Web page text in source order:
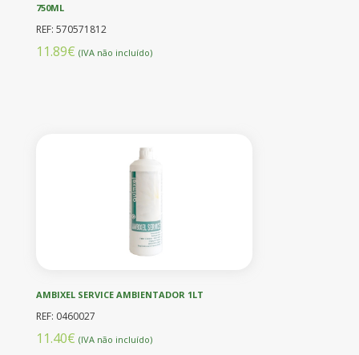
750ML
REF: 570571812
11.89€ (IVA não incluído)
AMBIXEL SERVICE AMBIENTADOR 1LT
REF: 0460027
11.40€ (IVA não incluído)